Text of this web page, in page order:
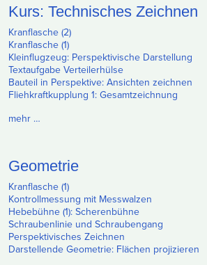
Kurs: Technisches Zeichnen
Kranflasche (2)
Kranflasche (1)
Kleinflugzeug: Perspektivische Darstellung
Textaufgabe Verteilerhülse
Bauteil in Perspektive: Ansichten zeichnen
Fliehkraftkupplung 1: Gesamtzeichnung
mehr …
Geometrie
Kranflasche (1)
Kontrollmessung mit Messwalzen
Hebebühne (1): Scherenbühne
Schraubenlinie und Schraubengang
Perspektivisches Zeichnen
Darstellende Geometrie: Flächen projizieren